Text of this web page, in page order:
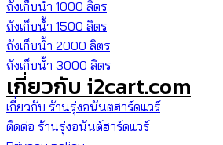
ถังเก็บน้ำ 1000 ลิตร
ถังเก็บน้ำ 1500 ลิตร
ถังเก็บน้ำ 2000 ลิตร
ถังเก็บน้ำ 3000 ลิตร
เกี่ยวกับ i2cart.com
เกี่ยวกับ ร้านรุ่งอนันตฮาร์ดแวร์
ติดต่อ ร้านรุ่งอนันต์ฮาร์ดแวร์